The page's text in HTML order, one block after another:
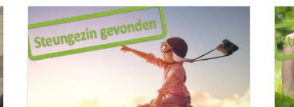
Vrolijke, sportieve jongen (8) zoekt
een actief steungezin!